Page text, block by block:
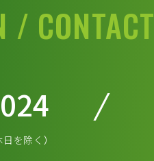
/ CONTACT
を除く）